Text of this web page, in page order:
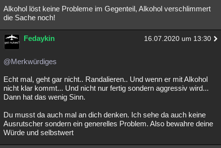
Alkohol löst keine Probleme im Gegenteil, Alkohol verschlimmert
die Sache noch!
Fedaykin 16.07.2020 um 13:30
@Merkwürdiges
Echt mal, geht gar nicht.. Randalieren.. Und wenn er mit Alkohol
nicht klar kommt... Und nicht nur fertig sondern aggressiv wird...
Dann hat das wenig Sinn.
Du musst da auch mal an dich denken. Ich sehe da auch keine
Ausrutscher sondern ein generelles Problem. Also bewahre deine
Würde und selbstwert